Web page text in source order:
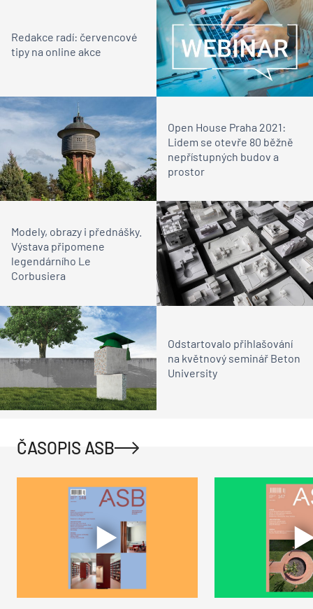
Redakce radí: červencové
tipy na online akce
Open House Praha 2021:
Lidem se otevře 80 běžně
nepřístupných budov a
prostor
Modely, obrazy i přednášky.
Výstava připomene
legendárního Le
Corbusiera
Odstartovalo přihlašování
na květnový seminář Beton
University
ČASOPIS ASB